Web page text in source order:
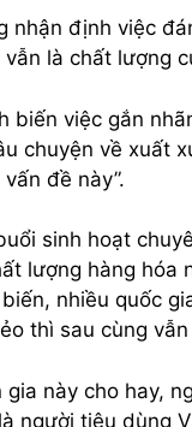
nhận định việc
vẫn là chất lượng
biến việc gắn
chuyện về xuất
đề này”.
sinh hoạt
lượng hàng hóa
nhiều quốc
thì sau cùng
gia này cho hay,
người tiêu dùng